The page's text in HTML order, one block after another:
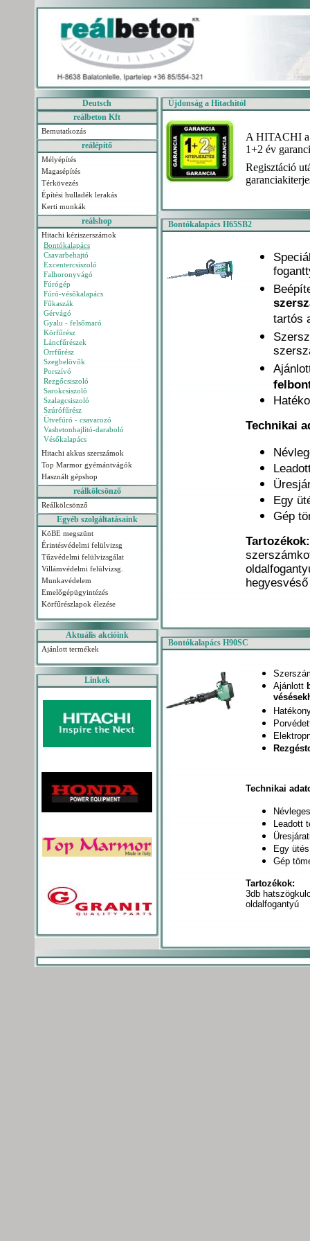
Újdonság a Hitachitól
A HITACHI a
1+2 év
Regisztáció
Bontókalapács H65SB2
tartós
Technikai
Egy
Gép
Tartozékok:
hegyesvéső
Bontókalapács H90SC
Ajánlott
Technikai
Leadott
Egy
Gép
Tartozékok:
3db
oldalfogantyú
Deutsch
reálbeton Kft
Bemutatkozás
reálépítő
Mélyépítés
Magasépítés
Térkövezés
Építési hulladék lerakás
Kerti munkák
reálshop
Hitachi kéziszerszámok
Bontókalapács
Csavarbehajtó
Excentercsiszoló
Falhoronyvágó
Fúrógép
Fúró-vésőkalapács
Fűkaszák
Gérvágó
Gyalu - felsőmaró
Körfűrész
Láncfűrészek
Orrfűrész
Szegbelövők
Porszívó
Rezgőcsiszoló
Sarokcsiszoló
Szalagcsiszoló
Szúrófűrész
Ütvefúró - csavarozó
Vasbetonhajlító-daraboló
Vésőkalapács
Hitachi akkus szerszámok
Top Marmor gyémántvágók
Használt gépshop
reálkölcsönző
Reálkölcsönző
Egyéb szolgáltatásaink
KöBE megszünt
Érintésvédelmi felülvizsg
Tűzvédelmi felülvizsgálat
Villámvédelmi felülvizsg.
Munkavédelem
Emelőgépügyintézés
Körfűrészlapok élezése
Aktuális akcióink
Ajánlott termékek
Linkek